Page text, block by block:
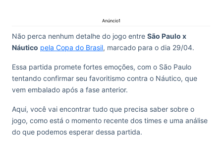
Anúncio1
Não perca nenhum detalhe do jogo entre São Paulo x
Náutico pela Copa do Brasil, marcado para o dia 29/04.
Essa partida promete fortes emoções, com o São Paulo
tentando confirmar seu favoritismo contra o Náutico, que
vem embalado após a fase anterior.
Aqui, você vai encontrar tudo que precisa saber sobre o
jogo, como está o momento recente dos times e uma análise
do que podemos esperar dessa partida.